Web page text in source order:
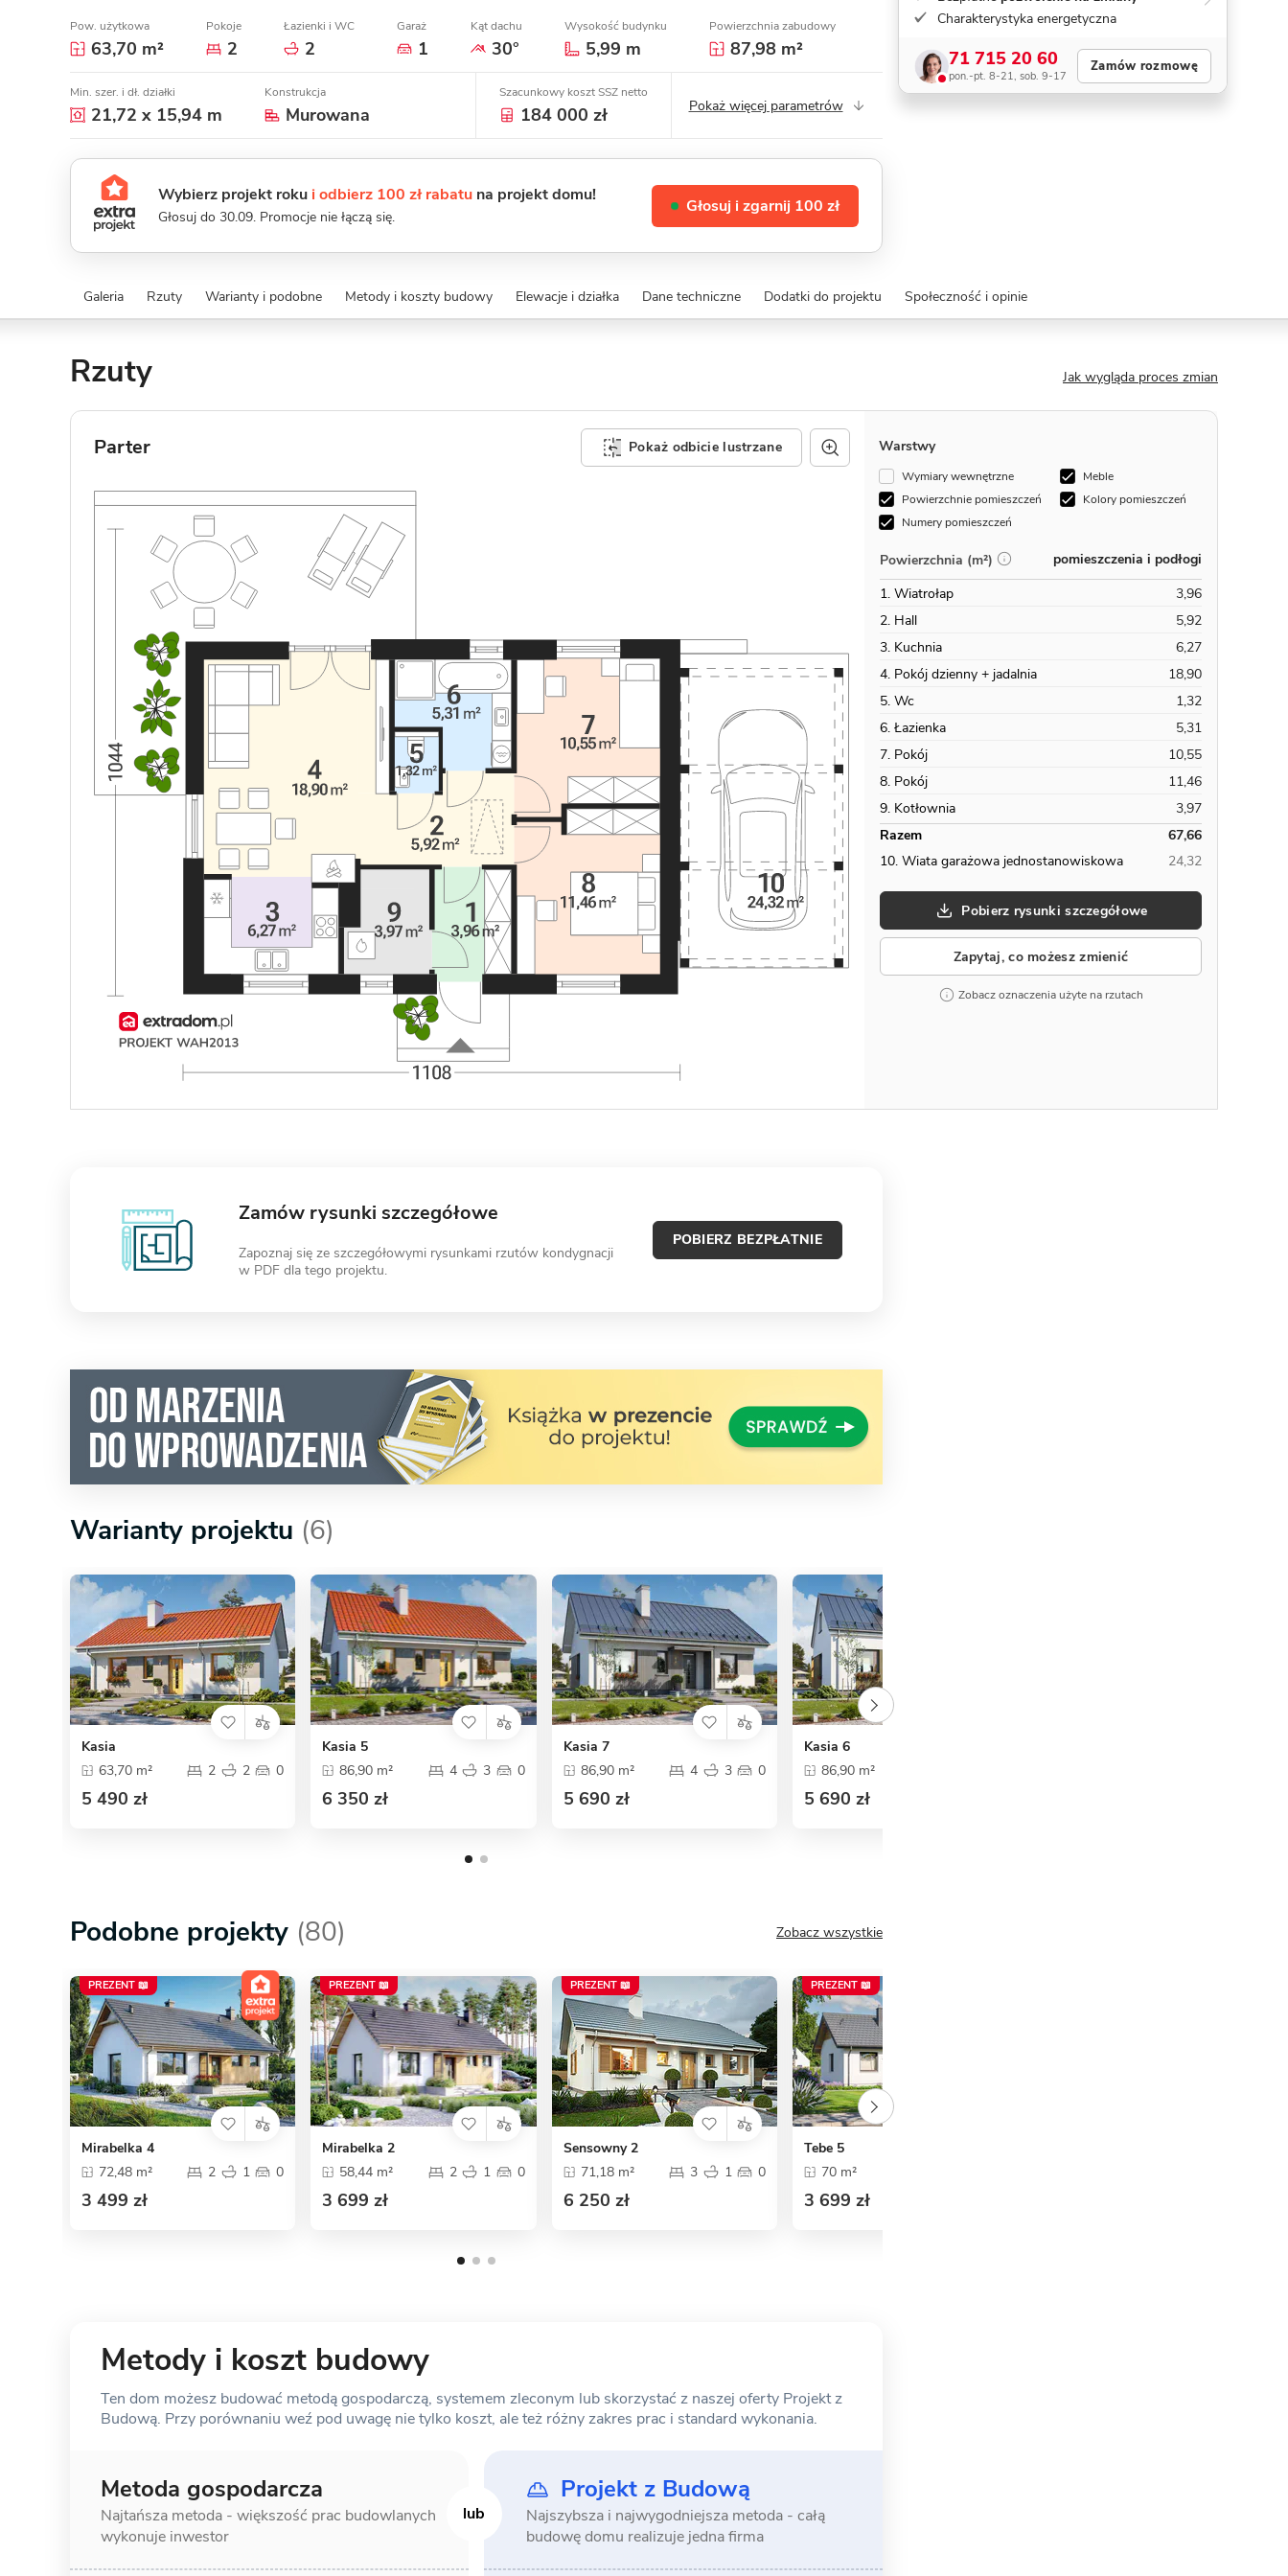
Pow. użytkowa
63,70 m²
Pokoje
2
Łazienki i WC
2
Garaż
1
Kąt dachu
30°
Wysokość budynku
5,99 m
Powierzchnia zabudowy
87,98 m²
Min. szer. i dł. działki
21,72 x 15,94 m
Konstrukcja
Murowana
Szacunkowy koszt SSZ netto
184 000 zł Pokaż więcej parametrów
Wybierz projekt roku i odbierz 100 zł rabatu na projekt domu!
Głosuj do 30.09. Promocje nie łączą się.
Głosuj i zgarnij 100 zł
Charakterystyka energetyczna
71 715 20 60
pon.-pt. 8-21, sob. 9-17
Zamów rozmowę
Galeria Rzuty Warianty i podobne Metody i koszty budowy Elewacje i działka Dane techniczne Dodatki do projektu Społeczność i opinie
Rzuty Jak wygląda proces zmian
Parter Warstwy
Wymiary wewnętrzne
Meble
Powierzchnie pomieszczeń
Kolory pomieszczeń
Numery pomieszczeń
Pokaż odbicie lustrzane
Powierzchnia (m²)
pomieszczenia i podłogi
1. Wiatrołap
3,96
2. Hall
5,92
3. Kuchnia
6,27
4. Pokój dzienny + jadalnia
18,90
5. Wc
1,32
6. Łazienka
5,31
7. Pokój
10,55
8. Pokój
11,46
9. Kotłownia
3,97
Razem
67,66
10. Wiata garażowa jednostanowiskowa
24,32
Pobierz rysunki szczegółowe
Zapytaj, co możesz zmienić
Zobacz oznaczenia użyte na rzutach
Zamów rysunki szczegółowe
Zapoznaj się ze szczegółowymi rysunkami rzutów kondygnacji
w PDF dla tego projektu.
POBIERZ BEZPŁATNIE
Warianty projektu (6)
Kasia
63,70 m²
2 2 0
5 490 zł
Kasia 5
86,90 m²
4 3 0
6 350 zł
Kasia 7
86,90 m²
4 3 0
5 690 zł
Kasia 6
86,90 m²
5 690 zł
Podobne projekty (80) Zobacz wszystkie
PREZENT 📖
Mirabelka 4
72,48 m²
2 1 0
3 499 zł
PREZENT 📖
Mirabelka 2
58,44 m²
2 1 0
3 699 zł
PREZENT 📖
Sensowny 2
71,18 m²
3 1 0
6 250 zł
PREZENT 📖
Tebe 5
70 m²
3 699 zł
Metody i koszt budowy
Ten dom możesz budować metodą gospodarczą, systemem zleconym lub skorzystać z naszej oferty Projekt z
Budową. Przy porównaniu weź pod uwagę nie tylko koszt, ale też różny zakres prac i standard wykonania.
Metoda gospodarcza
Najtańsza metoda - większość prac budowlanych
wykonuje inwestor
Projekt z Budową
Najszybsza i najwygodniejsza metoda -całą
budowę domu realizuje jedna firma